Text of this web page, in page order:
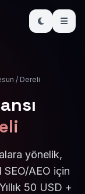
/ Dereli
yönelik,
AEO için
50 USD +